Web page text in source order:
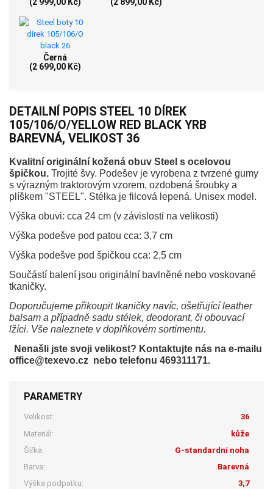
Černá
(2 699,00 Kč)
DETAILNÍ POPIS STEEL 10 DÍREK
105/106/O/YELLOW RED BLACK YRB
BAREVNÁ, VELIKOST 36
Kvalitní originální kožená obuv Steel s ocelovou
špičkou. Trojité švy. Podešev je vyrobena z tvrzené gumy
s výrazným traktorovým vzorem, ozdobená šroubky a
plíškem "STEEL". Stélka je filcová lepená. Unisex model.
Výška obuvi: cca 24 cm (v závislosti na velikosti)
Výška podešve pod patou cca: 3,7 cm
Výška podešve pod špičkou cca: 2,5 cm
Součástí balení jsou originální bavlněné nebo voskované
tkaničky.
Doporučujeme přikoupit tkaničky navíc, ošetřující leather
balsam a případně sadu stélek, deodorant, či obouvací
lžíci. Vše naleznete v doplňkovém sortimentu.
Nenašli jste svoji velikost? Kontaktujte nás na e-mailu
office@texevo.cz nebo telefonu 469311171.
PARAMETRY
Velikost:
36
Materiál:
kůže
Šířka:
G-standardní noha
Barva:
Barevná
Výška podpatku:
3,7